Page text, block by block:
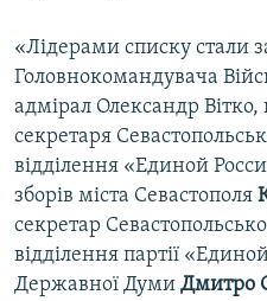
«Лідерами списку стали
Головнокомандувача
адмірал Олександр
секретаря
відділення «Единой
зборів міста Севастополя
секретар
відділення партії
Державної Думи Дмитро